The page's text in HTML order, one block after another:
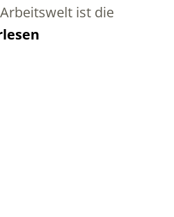
ist die